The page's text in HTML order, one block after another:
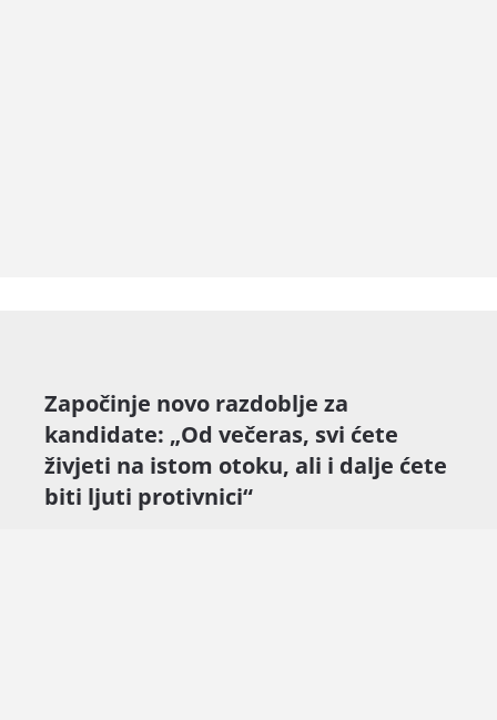
Započinje novo razdoblje za
kandidate: „Od večeras, svi ćete
živjeti na istom otoku, ali i dalje ćete
biti ljuti protivnici“